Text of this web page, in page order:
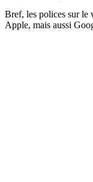
Bref, les polices sur le
Apple, mais aussi